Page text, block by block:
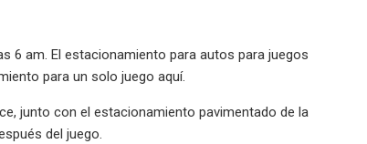
6 am. El estacionamiento para autos para juegos
para un solo juego aquí.
junto con el estacionamiento pavimentado de la
del juego.